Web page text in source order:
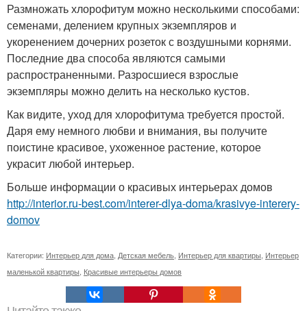
Размножать хлорофитум можно несколькими способами:
семенами, делением крупных экземпляров и
укоренением дочерних розеток с воздушными корнями.
Последние два способа являются самыми
распространенными. Разросшиеся взрослые
экземпляры можно делить на несколько кустов.
Как видите, уход для хлорофитума требуется простой.
Даря ему немного любви и внимания, вы получите
поистине красивое, ухоженное растение, которое
украсит любой интерьер.
Больше информации о красивых интерьерах домов
http://interior.ru-best.com/interer-dlya-doma/krasivye-interery-
domov
Категории: Интерьер для дома, Детская мебель, Интерьер для квартиры, Интерьер
маленькой квартиры, Красивые интерьеры домов